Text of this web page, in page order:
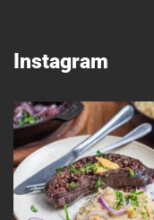
Instagram